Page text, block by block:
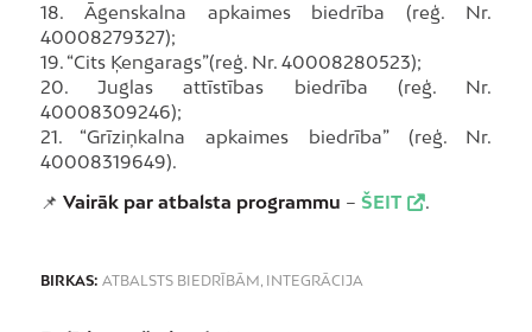
18. Āgenskalna apkaimes biedrība (reģ. Nr.
40008279327);
19. “Cits Ķengarags”(reģ. Nr. 40008280523);
20. Juglas attīstības biedrība (reģ. Nr.
40008309246);
21. “Grīziņkalna apkaimes biedrība” (reģ. Nr.
40008319649).
📌 Vairāk par atbalsta programmu – ŠEIT .
BIRKAS: ATBALSTS BIEDRĪBĀM , INTEGRĀCIJA